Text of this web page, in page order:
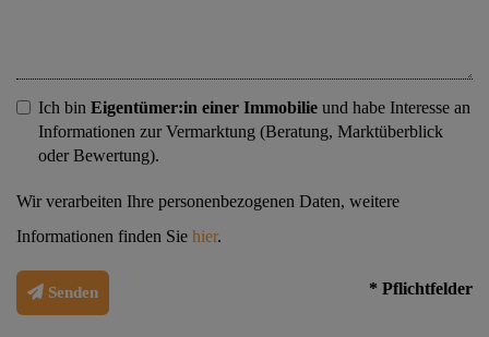
Ich bin Eigentümer:in einer Immobilie und habe Interesse an
Informationen zur Vermarktung (Beratung, Marktüberblick
oder Bewertung).
Wir verarbeiten Ihre personenbezogenen Daten, weitere
Informationen finden Sie hier.
Senden * Pflichtfelder